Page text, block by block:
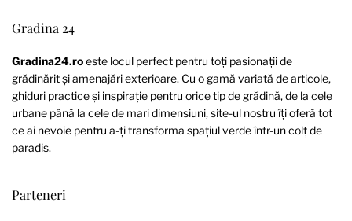
Gradina 24
Gradina24.roeste locul perfect pentru toți pasionații de
grădinărit și amenajări exterioare. Cu o gamă variată de articole,
ghiduri practice și inspirație pentru orice tip de grădină, de la cele
urbane până la cele de mari dimensiuni, site-ul nostru îți oferă tot
ce ai nevoie pentru a-ți transforma spațiul verde într-un colț de
paradis.
Parteneri